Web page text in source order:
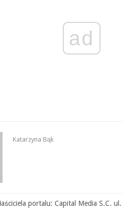
ad
Katarzyna Bąk
portalu: Capital Media S.C.